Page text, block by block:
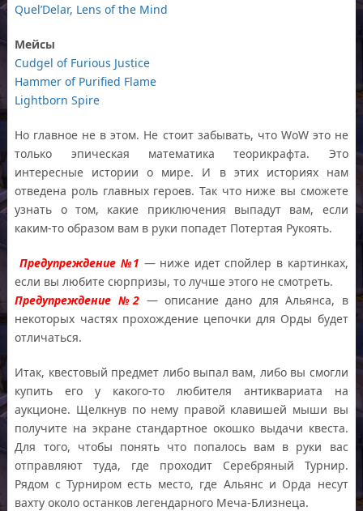
Quel’Delar, Lens of the Mind
Мейсы
Cudgel of Furious Justice
Hammer of Purified Flame
Lightborn Spire
Но главное не в этом. Не стоит забывать, что WoW это не
только эпическая математика теорикрафта. Это
интересные истории о мире. И в этих историях нам
отведена роль главных героев. Так что ниже вы сможете
узнать о том, какие приключения выпадут вам, если
каким-то образом вам в руки попадет Потертая Рукоять.
Предупреждение №1 — ниже идет спойлер в картинках,
если вы любите сюрпризы, то лучше этого не смотреть.
Предупреждение №2 — описание дано для Альянса, в
некоторых частях прохождение цепочки для Орды будет
отличаться.
Итак, квестовый предмет либо выпал вам, либо вы смогли
купить его у какого-то любителя антиквариата на
аукционе. Щелкнув по нему правой клавишей мыши вы
получите на экране стандартное окошко выдачи квеста.
Для того, чтобы понять что попалось вам в руки вас
отправляют туда, где проходит Серебряный Турнир.
Рядом с Турниром есть место, где Альянс и Орда несут
вахту около останков легендарного Меча-Близнеца.